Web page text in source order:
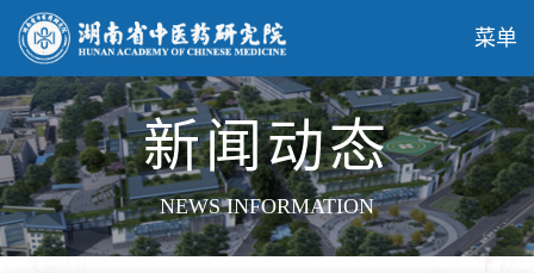
菜单
新闻动态
NEWS INFORMATION